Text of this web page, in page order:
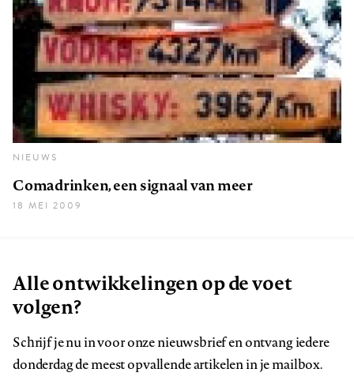
NIEUWS
Comadrinken, een signaal van meer
18 MEI 2009
Alle ontwikkelingen op de voet
volgen?
Schrijf je nu in voor onze nieuwsbrief en ontvang iedere
donderdag de meest opvallende artikelen in je mailbox.